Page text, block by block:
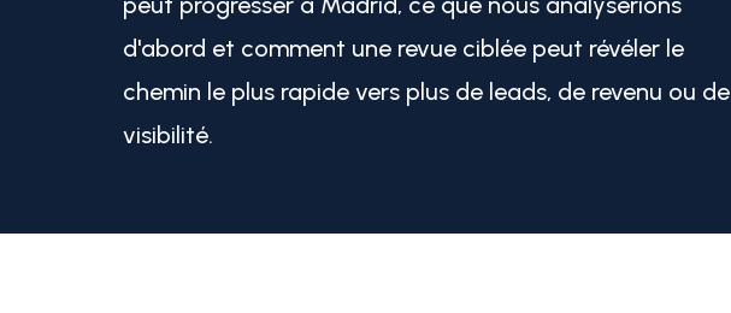
d'abord et comment une revue ciblée peut révéler le
chemin le plus rapide vers plus de leads, de revenu ou de
visibilité.